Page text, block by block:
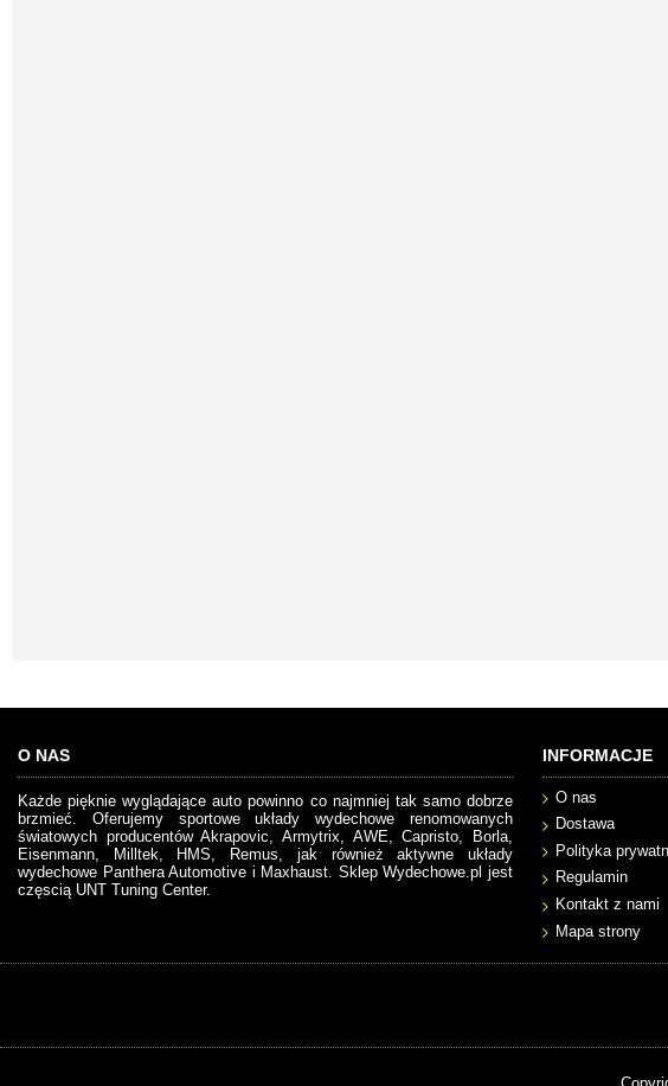
O NAS
Każde pięknie wyglądające auto powinno co najmniej tak samo dobrze
brzmieć. Oferujemy sportowe układy wydechowe renomowanych
światowych producentów Akrapovic, Armytrix, AWE, Capristo, Borla,
Eisenmann, Milltek, HMS, Remus, jak również aktywne układy
wydechowe Panthera Automotive i Maxhaust. Sklep Wydechowe.pl jest
częscią UNT Tuning Center.
INFORMACJE
O nas
Dostawa
Polityka
Regulamin
Kontakt z nami
Mapa strony